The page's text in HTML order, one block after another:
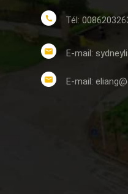
Tél:
E-mail:
E-mail: